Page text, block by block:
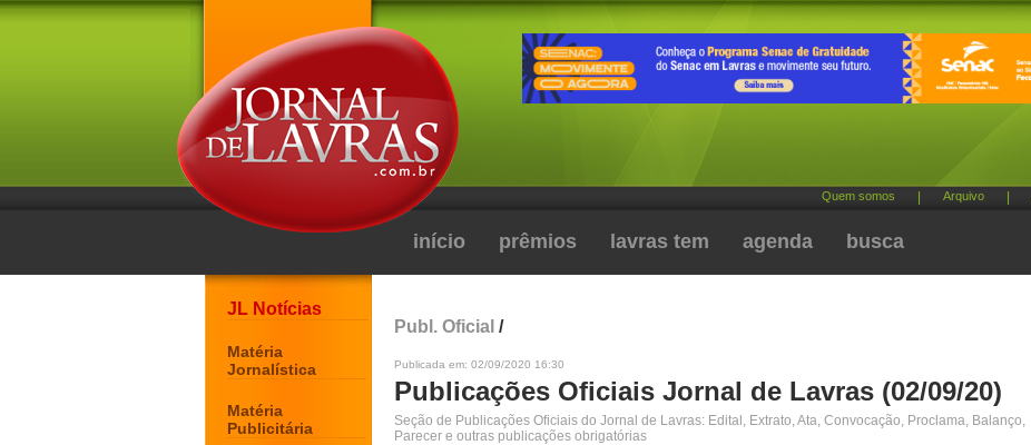
Quem somos Arquivo
início prêmios lavras tem agenda busca
JL Notícias
Matéria
Jornalística
Matéria
Publicitária
Publ. Oficial /
Publicada em: 02/09/2020 16:30
Publicações Oficiais Jornal de Lavras (02/09/20)
Seção de Publicações Oficiais do Jornal de Lavras: Edital, Extrato, Ata, Convocação, Proclama, Balanço,
Parecer e outras publicações obrigatórias